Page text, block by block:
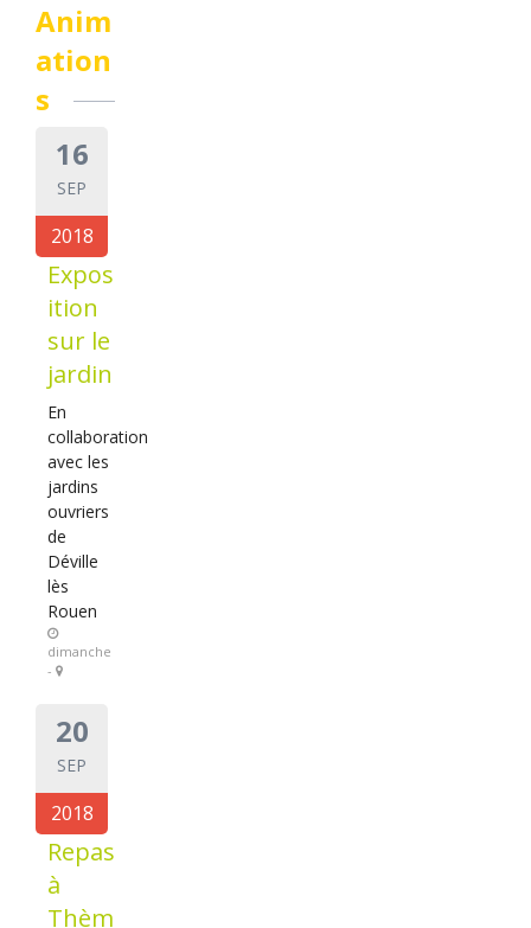
Anim
ation
s
16
SEP
2018
Expos
ition
sur le
jardin
En
collaboration
avec les
jardins
ouvriers
de
Déville
lès
Rouen
dimanche
-
20
SEP
2018
Repas
à
Thèm